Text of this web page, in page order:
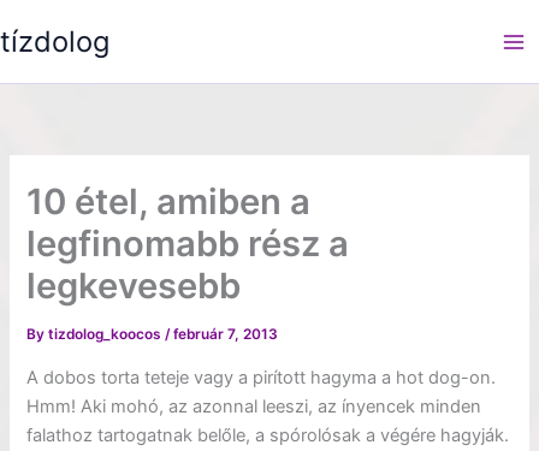
to
tízdolog
10 étel, amiben a
legfinomabb rész a
legkevesebb
Bytizdolog_koocos/február 7, 2013
A dobos torta teteje vagy a pirított hagyma a hot dog-on.
Hmm! Aki mohó, az azonnal leeszi, az ínyencek minden
falathoz tartogatnak belőle, a spórolósak a végére hagyják.